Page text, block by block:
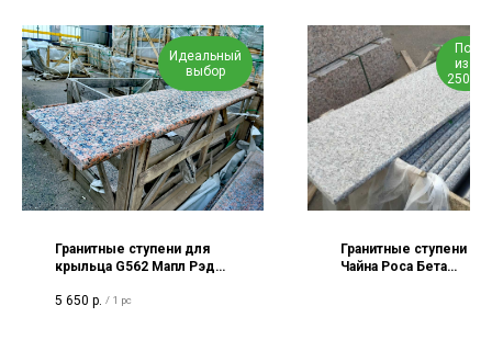
Идеальный
выбор
Гранитные ступени для
крыльца G562 Мапл Рэд
термообработанные,
5 650 р. / 1 pc
Под
из
Гранитные ступени
Чайна Роса Бета